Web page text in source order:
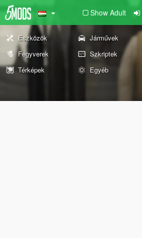
Show Adult
Eszközök Járművek
Fegyverek
Szkriptek
Térképek
Egyéb